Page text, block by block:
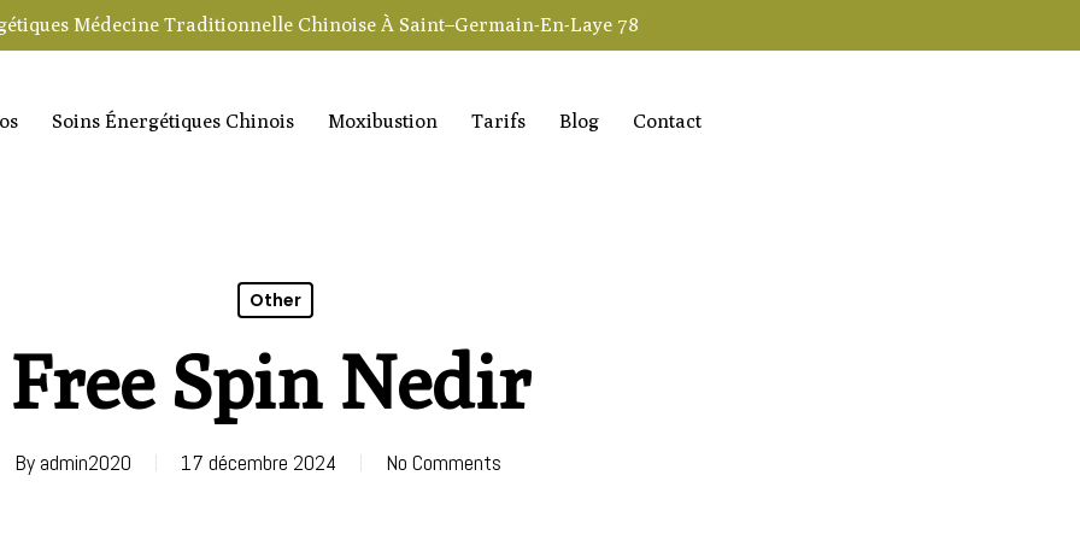
Médecine Traditionnelle Chinoise À Saint–Germain-En-Laye 78
Soins Énergétiques Chinois Moxibustion Tarifs Blog Contact
Other
Free Spin Nedir
By admin2020 17 décembre 2024 No Comments